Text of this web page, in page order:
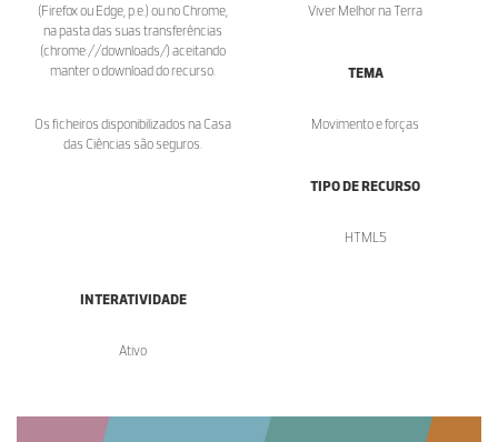
(Firefox ou Edge, p.e.) ou no Chrome,
na pasta das suas transferências
(chrome://downloads/) aceitando
manter o download do recurso.
Os ficheiros disponibilizados na Casa
das Ciências são seguros.
Viver Melhor na Terra
TEMA
Movimento e forças
TIPO DE RECURSO
HTML5
INTERATIVIDADE
Ativo